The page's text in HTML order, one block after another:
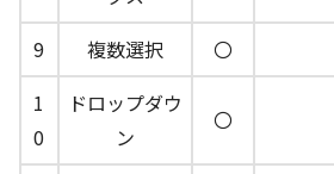
9 複数選択
〇
1
0
ドロップダウ
ン
〇